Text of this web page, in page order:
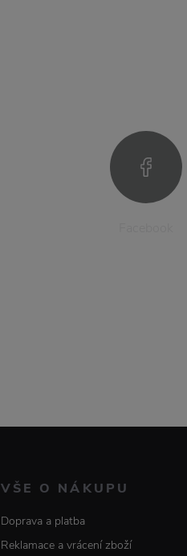
VŠE O NÁKUPU
Doprava a platba
Reklamace a vrácení zboží